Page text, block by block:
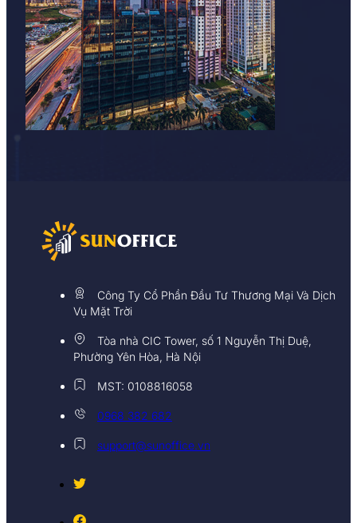
Công Ty Cổ Phần Đầu Tư Thương Mại Và Dịch
Vụ Mặt Trời
Tòa nhà CIC Tower, số 1 Nguyễn Thị Duệ,
Phường Yên Hòa, Hà Nội
MST: 0108816058
0968 382 682
support@sunoffice.vn